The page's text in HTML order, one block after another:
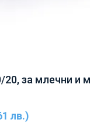
20, за млечни и
лв.)